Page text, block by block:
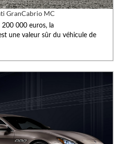
GranCabrio MC
000 euros, la
une valeur sûr du véhicule de